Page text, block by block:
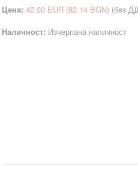
Цена: 42.00 EUR (82.14 BGN) (без
Наличност: Изчерпана наличност